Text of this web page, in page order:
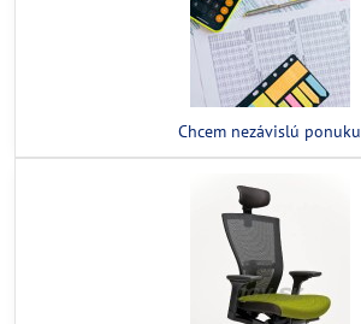
Chcem nezávislú ponuku